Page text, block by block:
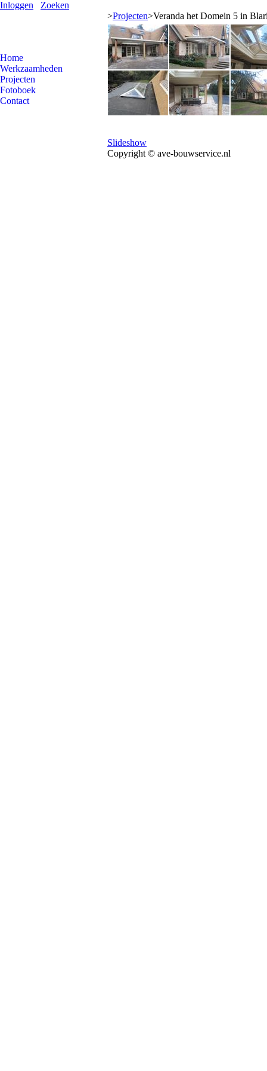
Inloggen Zoeken
Home
Werkzaamheden
Projecten
Fotoboek
Contact
>Projecten>Veranda het Domein 5 in
Slideshow
Copyright © ave-bouwservice.nl